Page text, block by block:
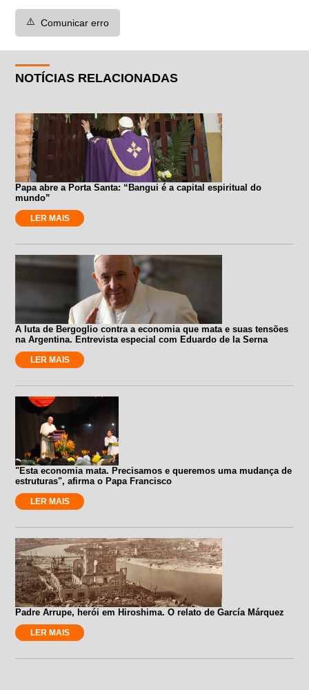
⚠️ Comunicar erro
NOTÍCIAS RELACIONADAS
Papa abre a Porta Santa: “Bangui é a capital espiritual do
mundo”
LER MAIS
A luta de Bergoglio contra a economia que mata e suas tensões
na Argentina. Entrevista especial com Eduardo de la Serna
LER MAIS
"Esta economia mata. Precisamos e queremos uma mudança de
estruturas", afirma o Papa Francisco
LER MAIS
Padre Arrupe, herói em Hiroshima. O relato de García Márquez
LER MAIS